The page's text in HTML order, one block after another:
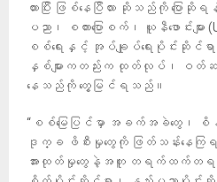
ထားပြီး ဖြစ်နေပြီလား ဆိုသည်ကို ပြေ
ပညာ၊ စကားပြောစက်၊ ယူနီဖောင်းမျာ
စစ်ရေးနှင့် အုပ်ချုပ်ရေးပိုင်းဆိုင်ရ
နှစ်များကတည်းက ထုတ်လုပ်၊ ဝတ်ဆင်၊
နေသည်ကို တွေ့မြင်ရသည်။
“စစ်​မြေပြင်မှာ အခက်အခဲတွေ၊ စိန်ခ
ဒုက္ခ ဖိစီးမှုတွေကို ဖြတ်သန်းနေကြရသေ
အားထုတ်မှုတွေနဲ့အတူ တရက်ထက်တရ